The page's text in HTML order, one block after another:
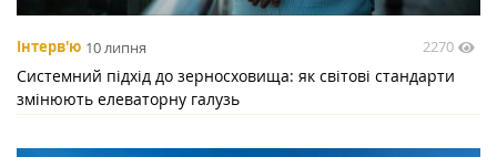
Інтерв'ю 10 липня 2270
Системний підхід до зерносховища: як світові стандарти
змінюють елеваторну галузь